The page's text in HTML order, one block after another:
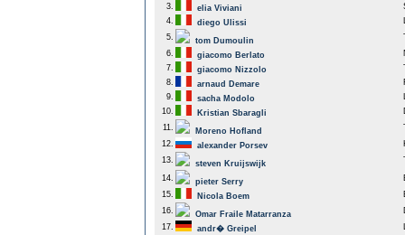
3.
elia Viviani
4.
diego Ulissi
5.
tom Dumoulin
6.
giacomo Berlato
7.
giacomo Nizzolo
8.
arnaud Demare
9.
sacha Modolo
10.
Kristian Sbaragli
11.
Moreno Hofland
12.
alexander Porsev
13.
steven Kruijswijk
14.
pieter Serry
15.
Nicola Boem
16.
Omar Fraile Matarranza
17.
andr� Greipel